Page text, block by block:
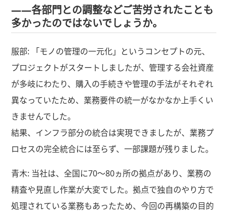
――各部門との調整などご苦労されたことも
多かったのではないでしょうか。
服部: 「モノの管理の一元化」というコンセプトの元、
プロジェクトがスタートしましたが、管理する会社資産
が多岐にわたり、購入の手続きや管理の手法がそれぞれ
異なっていたため、業務要件の統一がなかなか上手くい
きませんでした。
結果、インフラ部分の統合は実現できましたが、業務プ
ロセスの完全統合には至らず、一部課題が残りました。
青木: 当社は、全国に70～80ヵ所の拠点があり、業務の
精査や見直し作業が大変でした。拠点で独自のやり方で
処理されている業務もあったため、今回の再構築の目的